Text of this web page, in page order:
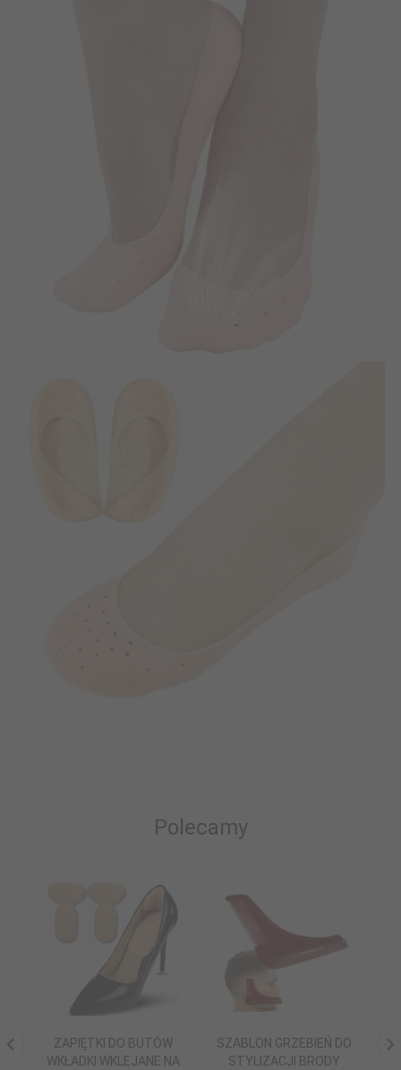
Polecamy
ZAPIĘTKI DO BUTÓW
WKŁADKI WKLEJANE NA
SZABLON GRZEBIEŃ DO
STYLIZACJI BRODY